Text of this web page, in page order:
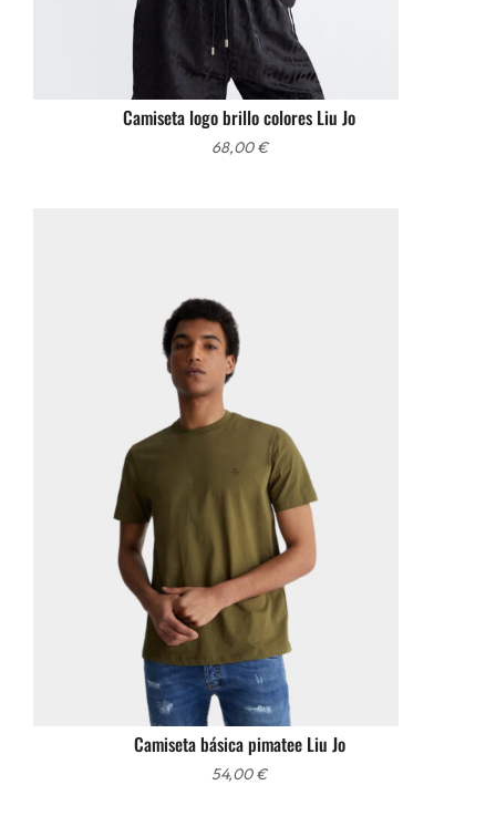
Camiseta logo brillo colores Liu Jo
68,00€
Camiseta básica pimatee Liu Jo
54,00€